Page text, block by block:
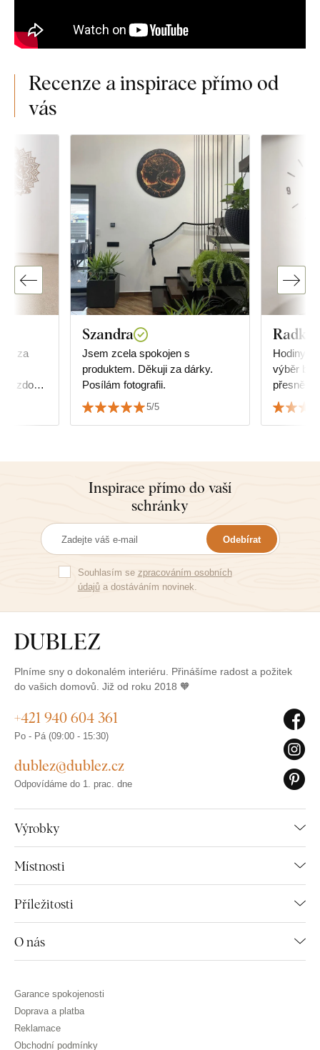
Recenze a inspirace přímo od
vás
i za
Szandra
Jsem zcela spokojen s
produktem. Děkuji za dárky.
Posílám fotografii.
5/5
Radka
Hodiny
výběr
přesně
nábytku.
dvou 😊
Inspirace přímo do vaší
schránky
Odebírat
Souhlasím se zpracováním osobních
údajůa dostáváním novinek.
Plníme sny o dokonalém interiéru. Přinášíme radost a požitek
do vašich domovů. Již od roku 2018 🧡
Výrobky
Místnosti
Příležitosti
O nás
+421 940 604 361
Po - Pá (09:00 - 15:30)
dublez@dublez.cz
Odpovídáme do 1. prac. dne
Garance spokojenosti
Doprava a platba
Reklamace
Obchodní podmínky